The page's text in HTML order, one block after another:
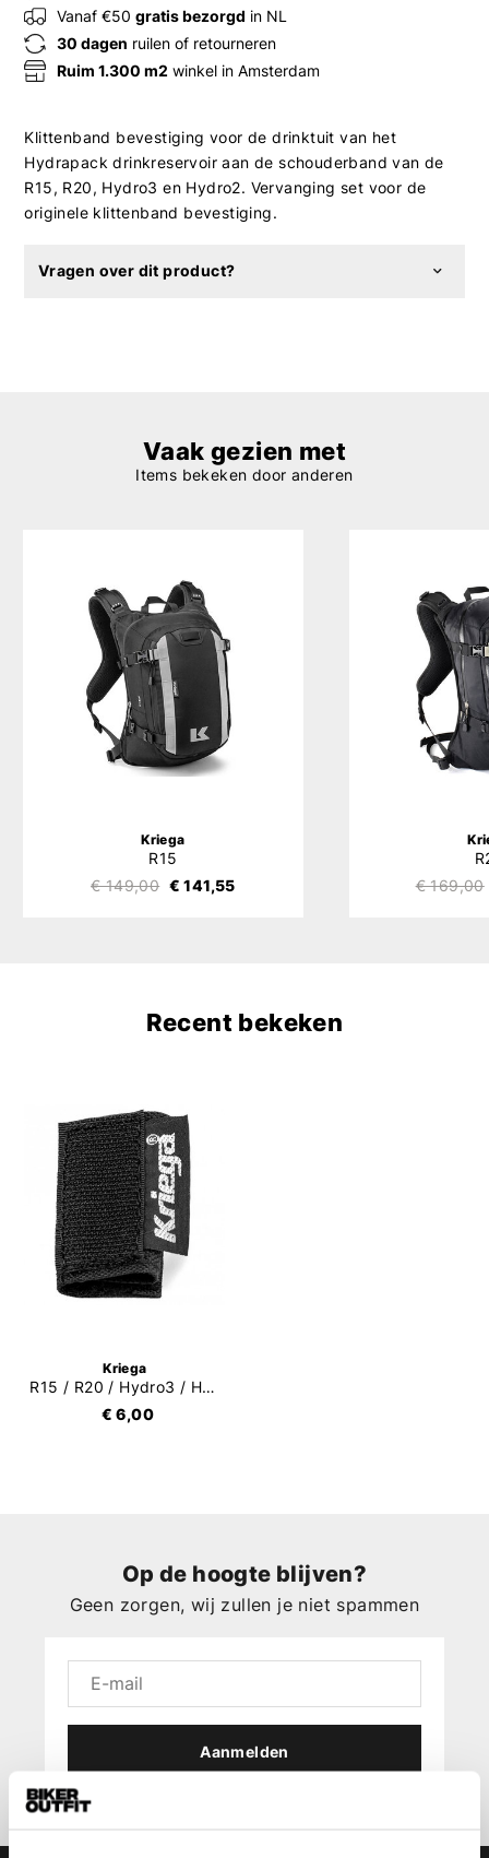
Vanaf €50gratis bezorgd in NL
30 dagen ruilen of retourneren
Ruim 1.300 m2 winkel in Amsterdam
Klittenband bevestiging voor de drinktuit van het
Hydrapack drinkreservoir aan de schouderband van de
R15, R20, Hydro3 en Hydro2. Vervanging set voor de
originele klittenband bevestiging.
Vragen over dit product?
Vaak gezien met
Items bekeken door anderen
Kriega
R15
€ 149,00 € 141,55
€ 169,00
Recent bekeken
Kriega
R15 / R20 / Hydro3 / Hydro2 Velcro Strap
€ 6,00
Op de hoogte blijven?
Geen zorgen, wij zullen je niet spammen
Aanmelden